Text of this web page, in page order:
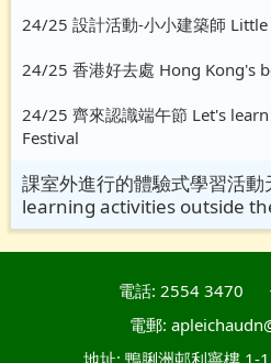
24/25 設計活動-小小建築師
24/25 香港好去處 Hong Kong's
24/25 齊來認識端午節 Let's
Festival
課室外進行的體驗式學習活
learning activities outside
電話: 2554 3470
電郵:
地址: 鴨脷洲邨利寧樓 1-